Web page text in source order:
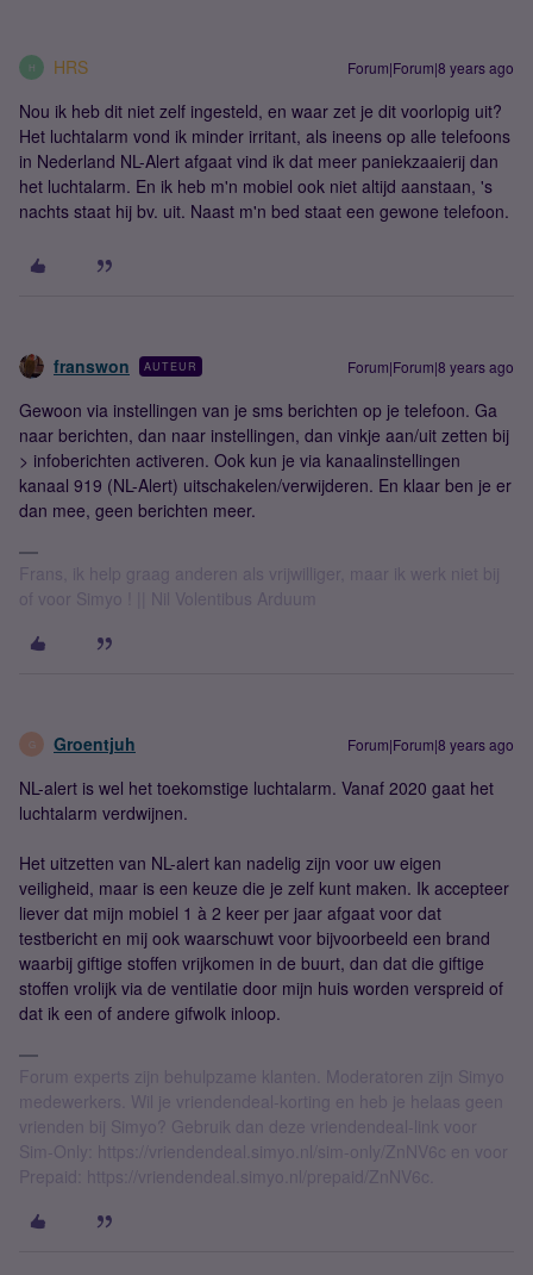
H HRS Forum|Forum|8 years ago
Nou ik heb dit niet zelf ingesteld, en waar zet je dit voorlopig uit?
Het luchtalarm vond ik minder irritant, als ineens op alle telefoons
in Nederland NL-Alert afgaat vind ik dat meer paniekzaaierij dan
het luchtalarm. En ik heb m'n mobiel ook niet altijd aanstaan, 's
nachts staat hij bv. uit. Naast m'n bed staat een gewone telefoon.
franswon AUTEUR Forum|Forum|8 years ago
Gewoon via instellingen van je sms berichten op je telefoon. Ga
naar berichten, dan naar instellingen, dan vinkje aan/uit zetten bij
> infoberichten activeren. Ook kun je via kanaalinstellingen
kanaal 919 (NL-Alert) uitschakelen/verwijderen. En klaar ben je er
dan mee, geen berichten meer.
Frans, ik help graag anderen als vrijwilliger, maar ik werk niet bij
of voor Simyo ! || Nil Volentibus Arduum
G Groentjuh Forum|Forum|8 years ago
NL-alert is wel het toekomstige luchtalarm. Vanaf 2020 gaat het
luchtalarm verdwijnen.
Het uitzetten van NL-alert kan nadelig zijn voor uw eigen
veiligheid, maar is een keuze die je zelf kunt maken. Ik accepteer
liever dat mijn mobiel 1 à 2 keer per jaar afgaat voor dat
testbericht en mij ook waarschuwt voor bijvoorbeeld een brand
waarbij giftige stoffen vrijkomen in de buurt, dan dat die giftige
stoffen vrolijk via de ventilatie door mijn huis worden verspreid of
dat ik een of andere gifwolk inloop.
Forum experts zijn behulpzame klanten. Moderatoren zijn Simyo
medewerkers. Wil je vriendendeal-korting en heb je helaas geen
vrienden bij Simyo? Gebruik dan deze vriendendeal-link voor
Sim-Only: https://vriendendeal.simyo.nl/sim-only/ZnNV6c en voor
Prepaid: https://vriendendeal.simyo.nl/prepaid/ZnNV6c.